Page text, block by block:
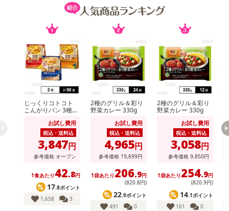
じっくりコトコト
こんがりパン 3種セ
タージュ / 濃厚かぼ
ちゃポタージュ / 濃
厚クラムポタージュ
お試し費用
税込・送料込
3,847円
参考価格 オープン
1食あたり 42.8円
17.8ポイント
1,658
3
2種のグリル＆彩り
野菜カレー 330g
お試し費用
税込・送料込
4,965円
参考価格 19,699円
1袋あたり 206.9円
(820.8円)
22.9ポイント
491
0
2種のグリル＆彩り
野菜カレー 330g
お試し費用
税込・送料込
3,058円
参考価格 9,850円
1袋あたり 254.9円
(820.9円)
14.1ポイント
161
0